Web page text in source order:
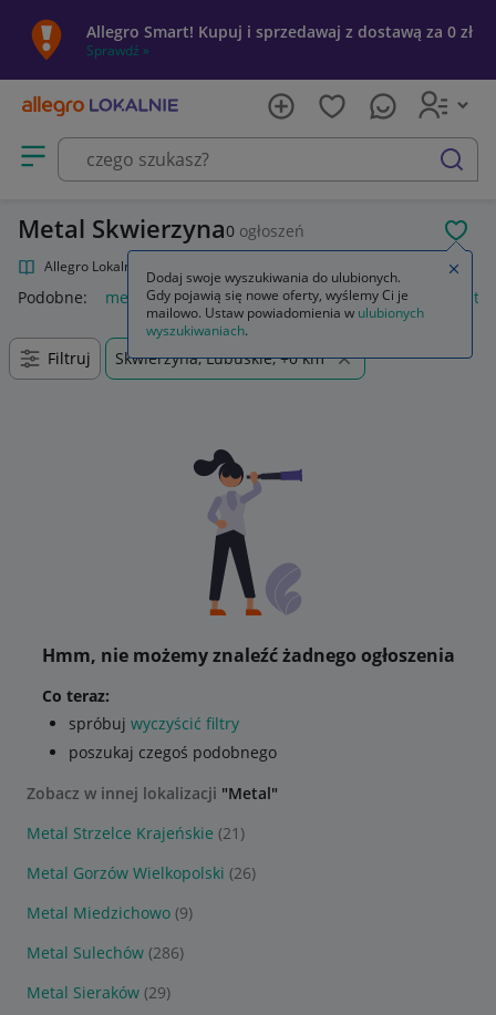
Allegro Smart! Kupuj i sprzedawaj z dostawą za 0 zł
Sprawdź »
Otwórz menu z kategoriami
szukaj
Metal Skwierzyna0 ogłoszeń
Allegro Lokalnie
Podobne: metal metal guard regał metalowy loreal
Filtruj Skwierzyna, Lubuskie, +0 km
Hmm, nie możemy znaleźć żadnego ogłoszenia
Co teraz:
spróbuj wyczyścić filtry
poszukaj czegoś podobnego
Zobacz w innej lokalizacji "Metal"
Metal Strzelce Krajeńskie (21)
Metal Gorzów Wielkopolski (26)
Metal Miedzichowo (9)
Metal Sulechów (286)
Metal Sieraków (29)
Dodaj swoje wyszukiwania do ulubionych.
Gdy pojawią się nowe oferty, wyślemy Ci je
mailowo. Ustaw powiadomienia w ulubionych
wyszukiwaniach.